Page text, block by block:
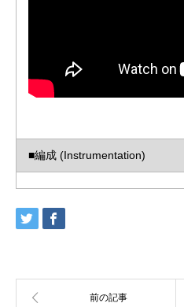
■編成 (Instrumentation)